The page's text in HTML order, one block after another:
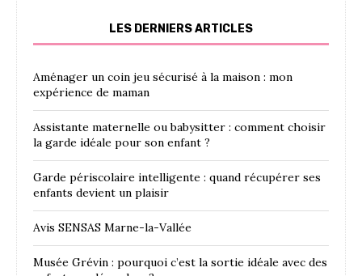
LES DERNIERS ARTICLES
Aménager un coin jeu sécurisé à la maison : mon
expérience de maman
Assistante maternelle ou babysitter : comment choisir
la garde idéale pour son enfant ?
Garde périscolaire intelligente : quand récupérer ses
enfants devient un plaisir
Avis SENSAS Marne-la-Vallée
Musée Grévin : pourquoi c’est la sortie idéale avec des